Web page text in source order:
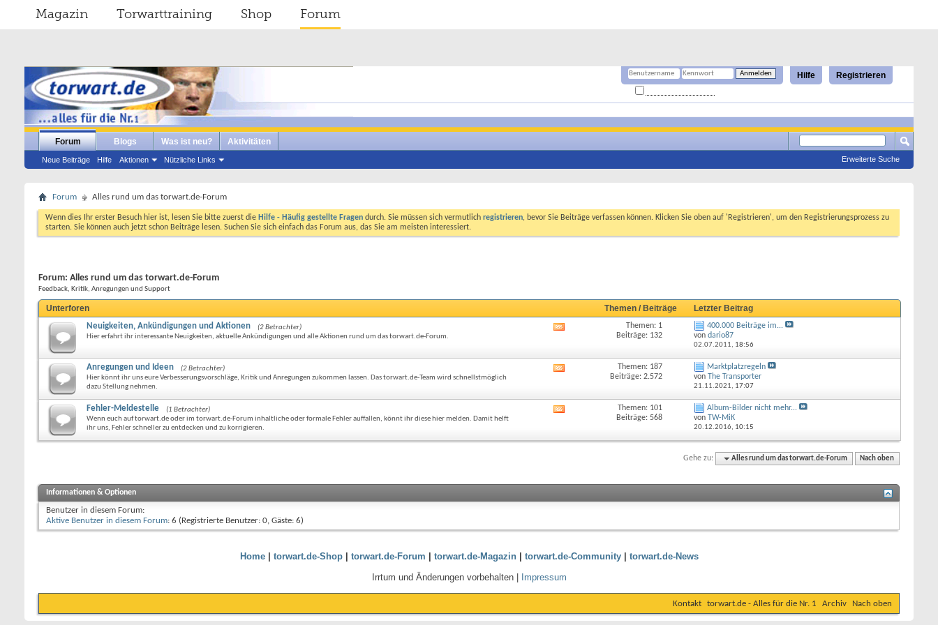
Magazin Torwarttraining Shop Forum
Registrieren
Hilfe
Forum
Neue Beiträge Hilfe Aktionen Nützliche Links
Blogs Was ist neu? Aktivitäten
Erweiterte Suche
Forum Alles rund um das torwart.de-Forum
Wenn dies Ihr erster Besuch hier ist, lesen Sie bitte zuerst die Hilfe - Häufig gestellte Fragen durch. Sie müssen sich vermutlich registrieren, bevor Sie Beiträge verfassen können. Klicken Sie oben auf 'Registrieren', um den Registrierungsprozess zu
starten. Sie können auch jetzt schon Beiträge lesen. Suchen Sie sich einfach das Forum aus, das Sie am meisten interessiert.
Forum: Alles rund um das torwart.de-Forum
Feedback, Kritik, Anregungen und Support
Unterforen Themen / Beiträge Letzter Beitrag
Neuigkeiten, Ankündigungen und Aktionen
(2 Betrachter)
Hier erfahrt ihr interessante Neuigkeiten, aktuelle Ankündigungen und alle Aktionen rund um das torwart.de-Forum.
Forums
Themen: 1
Beiträge: 132
400.000 Beiträge im...
von dario87
02.07.2011, 18:56
Anregungen und Ideen
(2 Betrachter)
Hier könnt ihr uns eure Verbesserungsvorschläge, Kritik und Anregungen zukommen lassen. Das torwart.de-Team wird schnellstmöglich
dazu Stellung nehmen.
Forums
Themen: 187
Beiträge: 2.572
Marktplatzregeln
von The Transporter
21.11.2021, 17:07
Fehler-Meldestelle
(1 Betrachter)
Wenn euch auf torwart.de oder im torwart.de-Forum inhaltliche oder formale Fehler auffallen, könnt ihr diese hier melden. Damit helft
ihr uns, Fehler schneller zu entdecken und zu korrigieren.
Forums
Themen: 101
Beiträge: 568
Album-Bilder nicht mehr...
von TW-MiK
20.12.2016, 10:15
Gehe zu: Alles rund um das torwart.de-Forum Nach oben
Informationen & Optionen
Benutzer in diesem Forum:
Aktive Benutzer in diesem Forum: 6 (Registrierte Benutzer: 0, Gäste: 6)
Home| torwart.de-Shop| torwart.de-Forum torwart.de-Magazin| torwart.de-Community| torwart.de-News
Irrtum und Änderungen vorbehalten |
Impressum
Kontakt torwart.de - Alles für die Nr. 1 Archiv Nach oben